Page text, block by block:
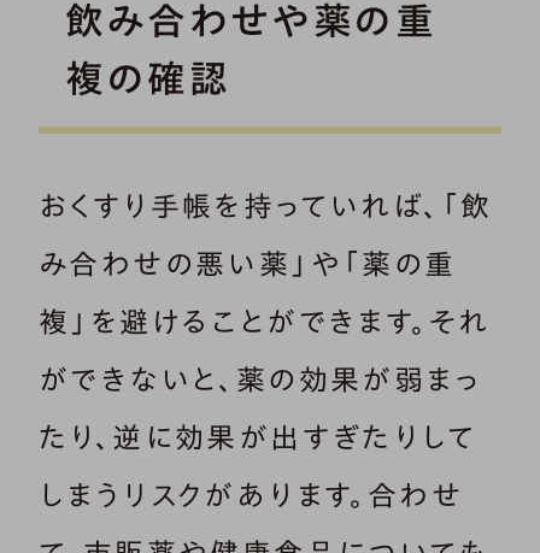
飲み合わせや薬の重
複の確認
おくすり手帳を持っていれば、「飲
み合わせの悪い薬」や「薬の重
複」を避けることができます。それ
ができないと、薬の効果が弱まっ
たり、逆に効果が出すぎたりして
しまうリスクがあります。合わせ